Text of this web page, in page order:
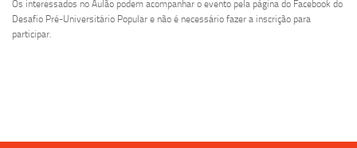
Os interessados no Aulão podem acompanhar o evento pela página do Facebook do
Desafio Pré-Universitário Popular e não é necessário fazer a inscrição para
participar.